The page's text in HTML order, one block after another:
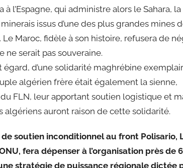
l’Espagne, qui administre alors le Sahara, la
issus d’une des plus grandes mines
Maroc, fidèle à son histoire, refusera de
ne serait pas souveraine.
d’une solidarité maghrébine
algérien frère était également la sienne,
FLN, leur apportant soutien logistique et
algériens auront raison de cette solidarité.
soutien inconditionnel au front Polisario,
fera dépenser à l’organisation près de
stratégie de puissance régionale dictée